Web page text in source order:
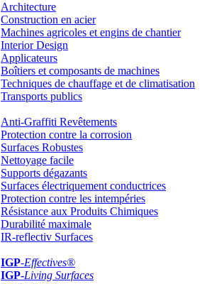
Architecture
Construction en acier
Machines agricoles et engins de chantier
Interior Design
Applicateurs
Boîtiers et composants de machines
Techniques de chauffage et de climatisation
Transports publics
Anti-Graffiti Revêtements
Protection contre la corrosion
Surfaces Robustes
Nettoyage facile
Supports dégazants
Surfaces électriquement conductrices
Protection contre les intempéries
Résistance aux Produits Chimiques
Durabilité maximale
IR-reflectiv Surfaces
IGP-Effectives®
IGP-Living Surfaces